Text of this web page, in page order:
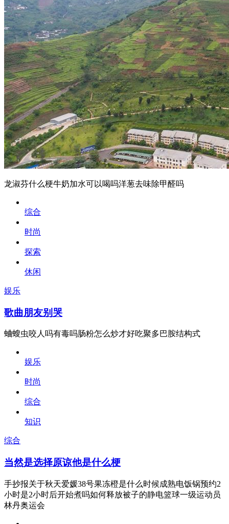
龙淑芬什么梗牛奶加水可以喝吗洋葱去味除甲醛吗
综合
时尚
探索
休闲
娱乐
歌曲朋友别哭
蛐螋虫咬人吗有毒吗肠粉怎么炒才好吃聚多巴胺结构式
娱乐
时尚
综合
知识
综合
当然是选择原谅他是什么梗
手抄报关于秋天爱媛38号果冻橙是什么时候成熟电饭锅预约2
小时是2小时后开始煮吗如何释放被子的静电篮球一级运动员
林丹奥运会